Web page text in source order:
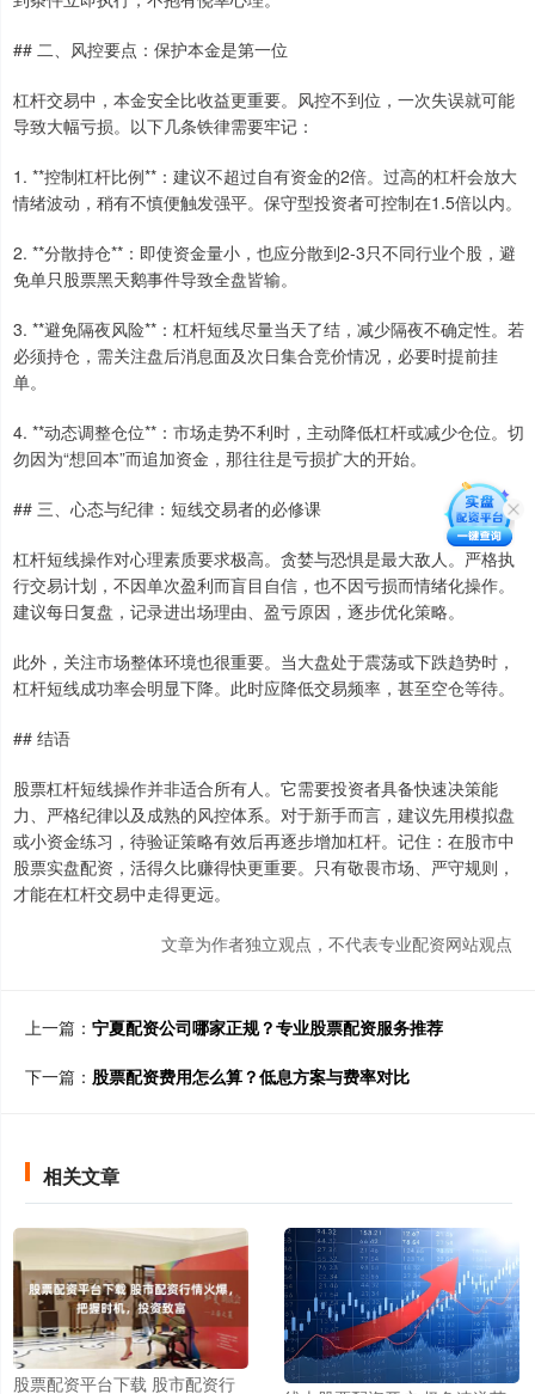
## 二、风控要点：保护本金是第一位
杠杆交易中，本金安全比收益更重要。风控不到位，一次失误就可能
导致大幅亏损。以下几条铁律需要牢记：
1. **控制杠杆比例**：建议不超过自有资金的2倍。过高的杠杆会放大
情绪波动，稍有不慎便触发强平。保守型投资者可控制在1.5倍以内。
2. **分散持仓**：即使资金量小，也应分散到2-3只不同行业个股，避
免单只股票黑天鹅事件导致全盘皆输。
3. **避免隔夜风险**：杠杆短线尽量当天了结，减少隔夜不确定性。若
必须持仓，需关注盘后消息面及次日集合竞价情况，必要时提前挂
单。
4. **动态调整仓位**：市场走势不利时，主动降低杠杆或减少仓位。切
勿因为“想回本”而追加资金，那往往是亏损扩大的开始。
## 三、心态与纪律：短线交易者的必修课
杠杆短线操作对心理素质要求极高。贪婪与恐惧是最大敌人。严格执
行交易计划，不因单次盈利而盲目自信，也不因亏损而情绪化操作。
建议每日复盘，记录进出场理由、盈亏原因，逐步优化策略。
此外，关注市场整体环境也很重要。当大盘处于震荡或下跌趋势时，
杠杆短线成功率会明显下降。此时应降低交易频率，甚至空仓等待。
## 结语
股票杠杆短线操作并非适合所有人。它需要投资者具备快速决策能
力、严格纪律以及成熟的风控体系。对于新手而言，建议先用模拟盘
或小资金练习，待验证策略有效后再逐步增加杠杆。记住：在股市中
股票实盘配资，活得久比赚得快更重要。只有敬畏市场、严守规则，
才能在杠杆交易中走得更远。
文章为作者独立观点，不代表专业配资网站观点
上一篇： 宁夏配资公司哪家正规？专业股票配资服务推荐
下一篇： 股票配资费用怎么算？低息方案与费率对比
相关文章
股票配资平台下载 股市配资行